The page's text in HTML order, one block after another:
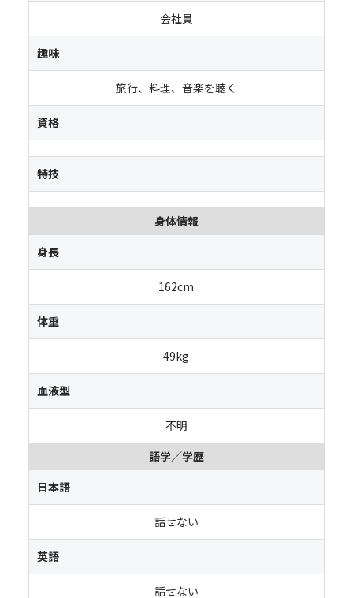
会社員
趣味
旅行、料理、音楽を聴く
資格
特技
身体情報
身長
162cm
体重
49kg
血液型
不明
語学／学歴
日本語
話せない
英語
話せない